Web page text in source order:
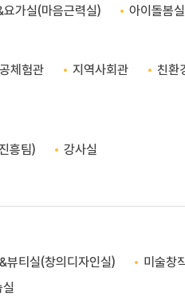
요가실(마음근력실) 아이돌봄실
체험관 지역사회관 친환
흥팀) 강사실
뷰티실(창의디자인실) 미술창
실